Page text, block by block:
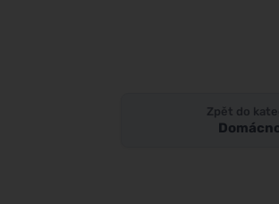
Zpět do